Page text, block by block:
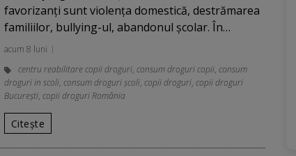
favorizanți sunt violența domestică, destrămarea
familiilor, bullying-ul, abandonul școlar. În…
acum 8 luni
centru reabilitare copii droguri, consum droguri copii, consum
droguri in scoli, consum droguri școli, copii droguri, copii droguri
București, copii droguri România
Citește